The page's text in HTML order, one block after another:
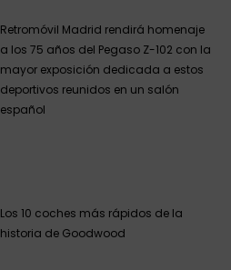
Retromóvil Madrid rendirá homenaje
a los 75 años del Pegaso Z-102 con la
mayor exposición dedicada a estos
deportivos reunidos en un salón
español
Los 10 coches más rápidos de la
historia de Goodwood